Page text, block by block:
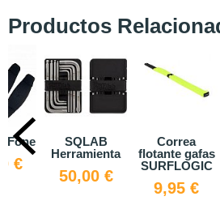
Productos
Fone
€
SQLAB
Herramienta
50,00 €
Correa
flotante gafas
SURFLOGIC
9,95 €